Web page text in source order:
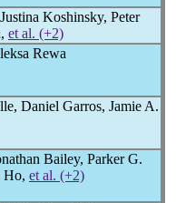
Koshinsky, Peter
et al. (+2)
Rewa
Daniel Garros, Jamie A.
Bailey, Parker G.
Ho, et al. (+2)